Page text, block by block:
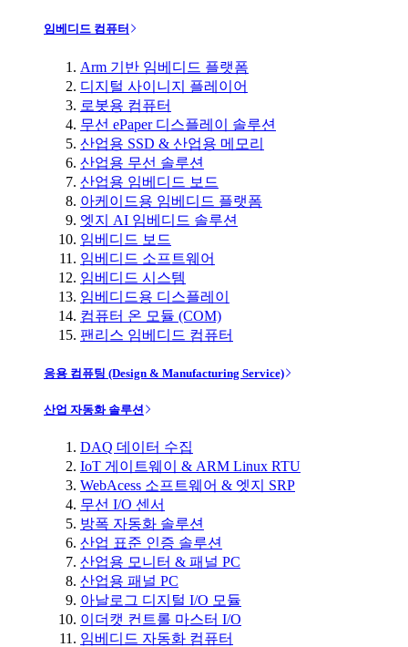
임베디드 컴퓨터
Arm 기반 임베디드 플랫폼
디지털 사이니지 플레이어
로봇용 컴퓨터
무선 ePaper 디스플레이 솔루션
산업용 SSD & 산업용 메모리
산업용 무선 솔루션
산업용 임베디드 보드
아케이드용 임베디드 플랫폼
엣지 AI 임베디드 솔루션
임베디드 보드
임베디드 소프트웨어
임베디드 시스템
임베디드용 디스플레이
컴퓨터 온 모듈 (COM)
팬리스 임베디드 컴퓨터
응용 컴퓨팅 (Design & Manufacturing Service)
산업 자동화 솔루션
DAQ 데이터 수집
IoT 게이트웨이 & ARM Linux RTU
WebAcess 소프트웨어 & 엣지 SRP
무선 I/O 센서
방폭 자동화 솔루션
산업 표준 인증 솔루션
산업용 모니터 & 패널 PC
산업용 패널 PC
아날로그 디지털 I/O 모듈
이더캣 컨트롤 마스터 I/O
임베디드 자동화 컴퓨터